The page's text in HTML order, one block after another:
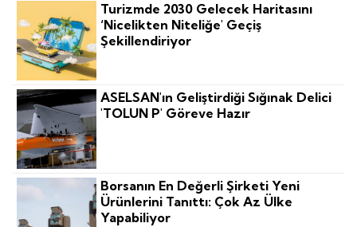
Turizmde 2030 Gelecek Haritasını
‘nicelikten Niteliğe' Geçiş
Şekillendiriyor
ASELSAN'ın Geliştirdiği Sığınak Delici
'TOLUN P' Göreve Hazır
Borsanın En Değerli Şirketi Yeni
Ürünlerini Tanıttı: Çok Az Ülke
Yapabiliyor